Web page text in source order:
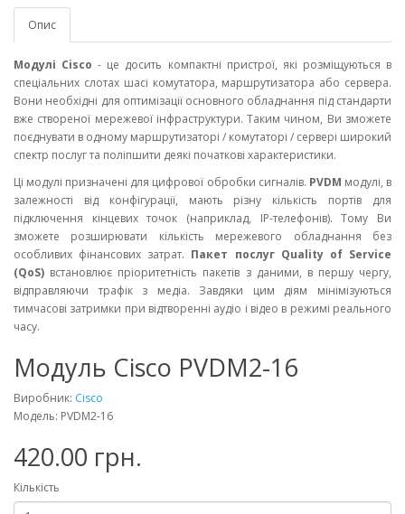
Опис
Модулі Cisco- це досить компактні пристрої, які розміщуються в
спеціальних слотах шасі комутатора, маршрутизатора або сервера.
Вони необхідні для оптимізації основного обладнання під стандарти
вже створеної мережевої інфраструктури. Таким чином, Ви зможете
поєднувати в одному маршрутизаторі / комутаторі / сервері широкий
спектр послуг та поліпшити деякі початкові характеристики.
Ці модулі призначені для цифрової обробки сигналів. PVDM модулі, в
залежності від конфігурації, мають різну кількість портів для
підключення кінцевих точок (наприклад, IP-телефонів). Тому Ви
зможете розширювати кількість мережевого обладнання без
особливих фінансових затрат. Пакет послуг Quality of Service
(QoS) встановлює пріоритетність пакетів з даними, в першу чергу,
відправляючи трафік з медіа. Завдяки цим діям мінімізуються
тимчасові затримки при відтворенні аудіо і відео в режимі реального
часу.
Модуль Cisco PVDM2-16
Виробник: Cisco
Модель: PVDM2-16
420.00 грн.
Кількість